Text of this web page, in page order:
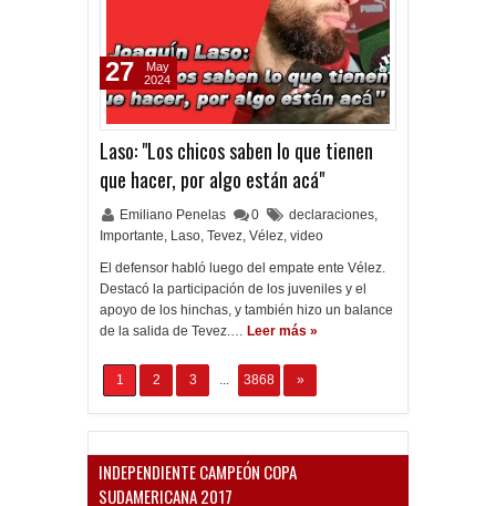
Laso: "Los chicos saben lo que tienen
que hacer, por algo están acá"
Emiliano Penelas 0 declaraciones,
Importante, Laso, Tevez, Vélez, video
El defensor habló luego del empate ente Vélez.
Destacó la participación de los juveniles y el
apoyo de los hinchas, y también hizo un balance
de la salida de Tevez.… Leer más »
27
May
2024
1 2 3 ... 3868 »
INDEPENDIENTE CAMPEÓN COPA
SUDAMERICANA 2017